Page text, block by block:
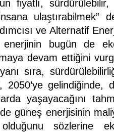
fiyatlı,
ulaştırabilmek”
ve Alternatif
enerjinin bugün de
devam ettiğini
sıra,
gelindiğinde,
yaşayacağını
güneş enerjisinin
sözlerine